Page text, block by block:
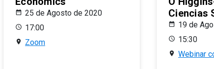
25 de Agosto de 2020
17:00
Zoom
Ciencias
19 de
15:30
Webinar